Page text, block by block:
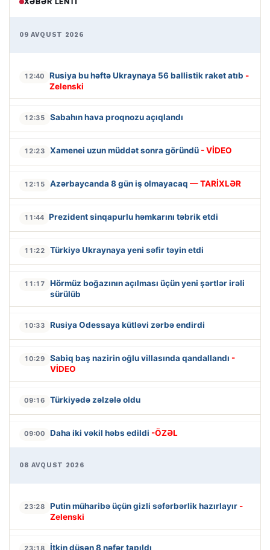
09 AVQUST 2026
12:40 Rusiya bu həftə Ukraynaya 56 ballistik raket atıb -
Zelenski
12:35 Sabahın hava proqnozu açıqlandı
12:23 Xamenei uzun müddət sonra göründü - VİDEO
12:15 Azərbaycanda 8 gün iş olmayacaq — TARİXLƏR
11:44 Prezident sinqapurlu həmkarını təbrik etdi
11:22 Türkiyə Ukraynaya yeni səfir təyin etdi
11:17
Hörmüz boğazının açılması üçün yeni şərtlər irəli
sürülüb
10:33 Rusiya Odessaya kütləvi zərbə endirdi
10:29 Sabiq baş nazirin oğlu villasında qandallandı -
VİDEO
09:16 Türkiyədə zəlzələ oldu
09:00 Daha iki vəkil həbs edildi -ÖZƏL
08 AVQUST 2026
23:28 Putin müharibə üçün gizli səfərbərlik hazırlayır -
Zelenski
İtkin düşən 8 nəfər tapıldı